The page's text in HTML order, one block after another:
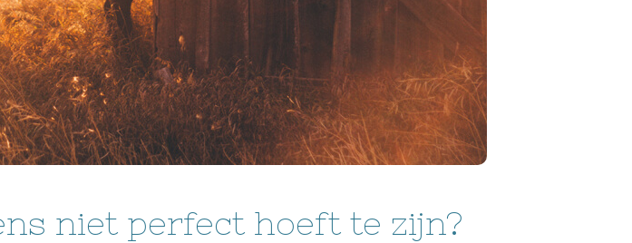
niet perfect hoeft te zijn?